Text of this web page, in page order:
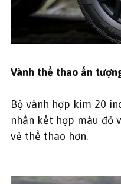
Vành thể thao ấn
Bộ vành hợp kim 20
nhấn kết hợp màu đỏ
vẻ thể thao hơn.